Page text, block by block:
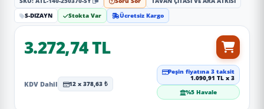
S-DIZAYN
Stokta Var Ücretsiz Kargo
3.272,74 TL
KDV Dahil 12 x 378,63 ₺
Peşin fiyatına 3 taksit
1.090,91 TL x 3
%5 Havale